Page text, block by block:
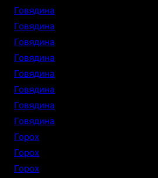
Говядина
Говядина
Говядина
Говядина
Говядина
Говядина
Говядина
Говядина
Горох
Горох
Горох